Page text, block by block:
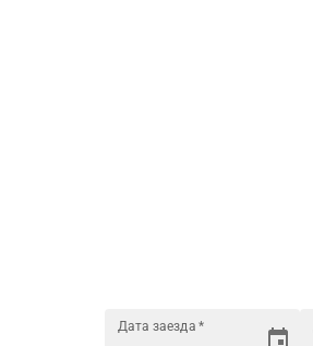
Дата заезда *